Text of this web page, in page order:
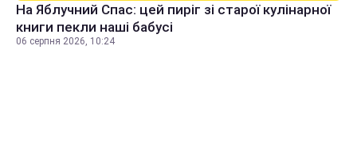
На Яблучний Спас: цей пиріг зі старої кулінарної
книги пекли наші бабусі
06 серпня 2026, 10:24